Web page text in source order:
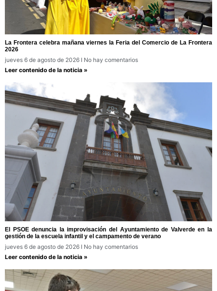
La Frontera celebra mañana viernes la Feria del Comercio de La Frontera
2026
jueves 6 de agosto de 2026
No hay comentarios
Leer contenido de la noticia »
El PSOE denuncia la improvisación del Ayuntamiento de Valverde en la
gestión de la escuela infantil y el campamento de verano
jueves 6 de agosto de 2026
No hay comentarios
Leer contenido de la noticia »